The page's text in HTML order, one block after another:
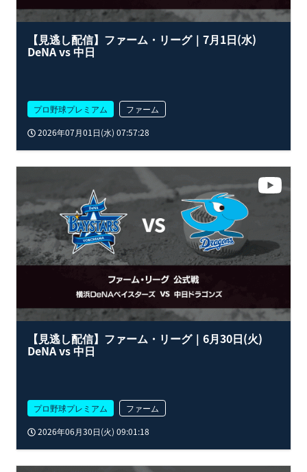
【見逃し配信】ファーム・リーグ｜7月1日(水)
DeNA vs 中日
プロ野球プレミアム
ファーム
2026年07月01日(水) 07:57:28
【見逃し配信】ファーム・リーグ｜6月30日(火)
DeNA vs 中日
プロ野球プレミアム
ファーム
2026年06月30日(火) 09:01:18